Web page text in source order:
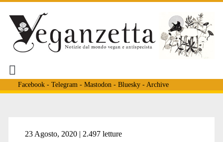
Facebook- Telegram - Mastodon - Bluesky- Archive
23 Agosto, 2020 | 2.497 letture